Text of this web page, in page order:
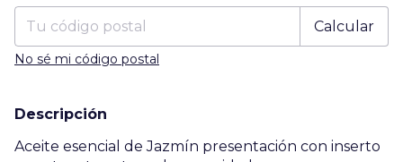
Calcular
No sé mi código postal
Descripción
Aceite esencial de Jazmín presentación con inserto